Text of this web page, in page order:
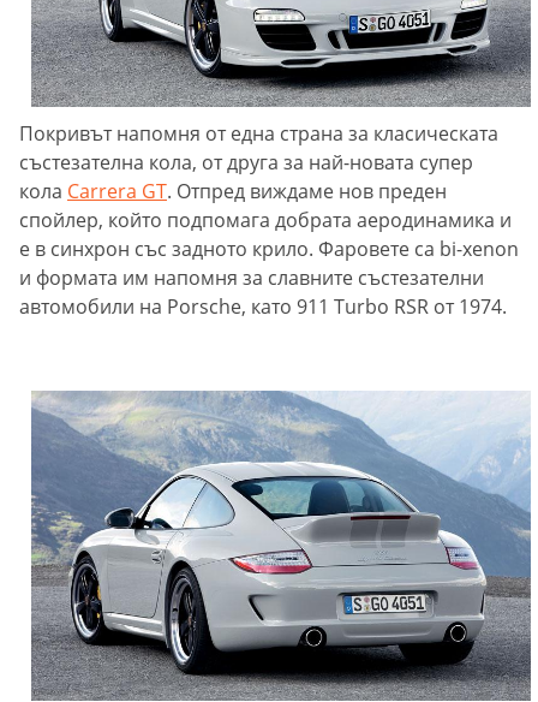
Покривът напомня от една страна за класическата
състезателна кола, от друга за най-новата супер
кола Carrera GT. Отпред виждаме нов преден
спойлер, който подпомага добрата аеродинамика и
е в синхрон със задното крило. Фаровете са bi-xenon
и формата им напомня за славните състезателни
автомобили на Porsche, като 911 Turbo RSR от 1974.